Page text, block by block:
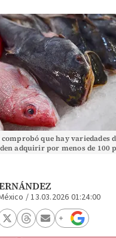
comprobó que hay variedades
adquirir por menos de 100
/13.03.2026 01:24:00